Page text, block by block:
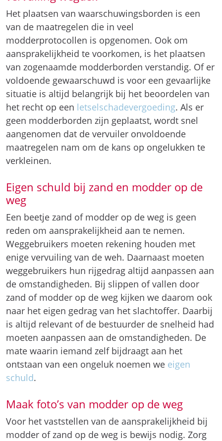
Het plaatsen van waarschuwingsborden is een
van de maatregelen die in veel
modderprotocollen is opgenomen. Ook om
aansprakelijkheid te voorkomen, is het plaatsen
van zogenaamde modderborden verstandig. Of er
voldoende gewaarschuwd is voor een gevaarlijke
situatie is altijd belangrijk bij het beoordelen van
het recht op een letselschadevergoeding. Als er
geen modderborden zijn geplaatst, wordt snel
aangenomen dat de vervuiler onvoldoende
maatregelen nam om de kans op ongelukken te
verkleinen.
Eigen schuld bij zand en modder op de
weg
Een beetje zand of modder op de weg is geen
reden om aansprakelijkheid aan te nemen.
Weggebruikers moeten rekening houden met
enige vervuiling van de weh. Daarnaast moeten
weggebruikers hun rijgedrag altijd aanpassen aan
de omstandigheden. Bij slippen of vallen door
zand of modder op de weg kijken we daarom ook
naar het eigen gedrag van het slachtoffer. Daarbij
is altijd relevant of de bestuurder de snelheid had
moeten aanpassen aan de omstandigheden. De
mate waarin iemand zelf bijdraagt aan het
ontstaan van een ongeluk noemen we eigen
schuld.
Maak foto’s van modder op de weg
Voor het vaststellen van de aansprakelijkheid bij
modder of zand op de weg is bewijs nodig. Zorg